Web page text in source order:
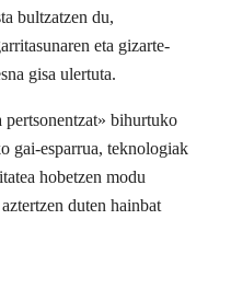
bultzatzen du,
eta gizarte-
gisa ulertuta.
bihurtuko
gai-esparrua, teknologiak
hobetzen modu
duten hainbat